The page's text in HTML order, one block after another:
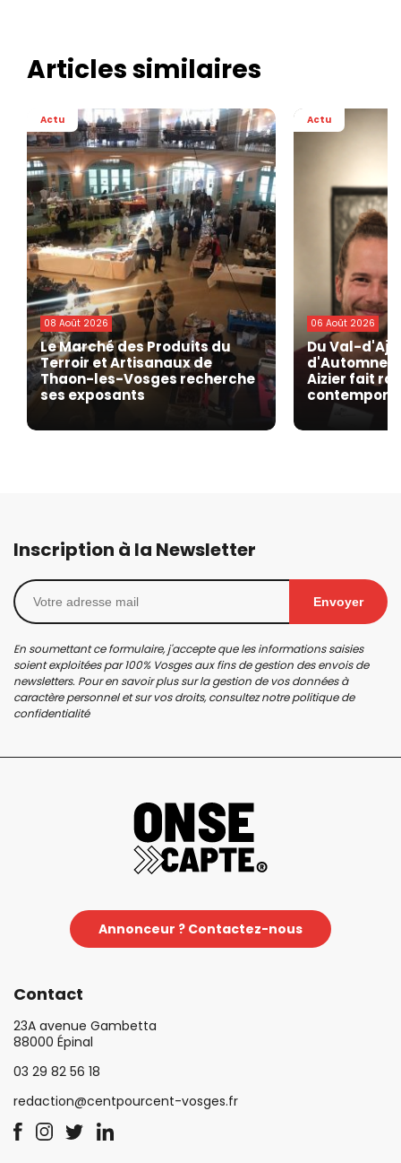
Articles similaires
Actu
08 Août 2026
Le Marché des Produits du
Terroir et Artisanaux de
Thaon-les-Vosges recherche
ses exposants
Actu
06 Août 2026
Du Val-
d'Automne
Aizier fait
Inscription à la Newsletter
Envoyer
En soumettant ce formulaire, j'accepte que les informations saisies
soient exploitées par 100% Vosges aux fins de gestion des envois de
newsletters. Pour en savoir plus sur la gestion de vos données à
caractère personnel et sur vos droits, consultez notrepolitique de
confidentialité
Annonceur ? Contactez-nous
Contact
23A avenue Gambetta
88000 Épinal
03 29 82 56 18
redaction@centpourcent-vosges.fr